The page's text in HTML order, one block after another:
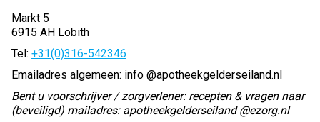
Markt 5
6915 AH Lobith
Tel: +31(0)316-542346
Emailadres algemeen: info @apotheekgelderseiland.nl
Bent u voorschrijver / zorgverlener: recepten & vragen naar
(beveiligd) mailadres: apotheekgelderseiland @ezorg.nl